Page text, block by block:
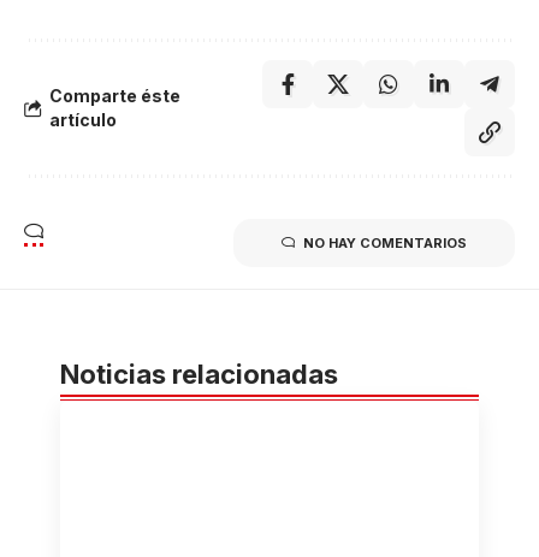
Comparte éste
artículo
NO HAY COMENTARIOS
Noticias relacionadas